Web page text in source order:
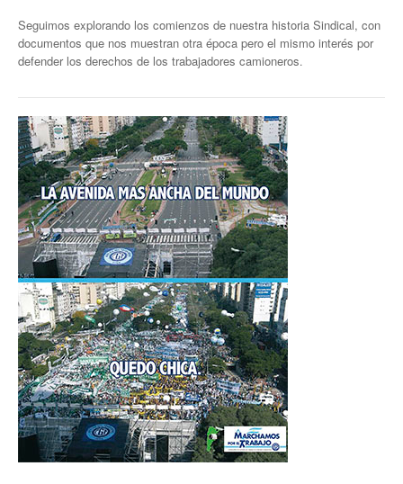
Seguimos explorando los comienzos de nuestra historia Sindical, con
documentos que nos muestran otra época pero el mismo interés por
defender los derechos de los trabajadores camioneros.